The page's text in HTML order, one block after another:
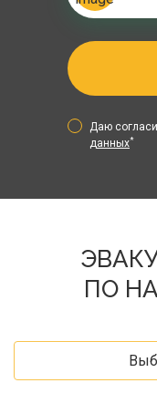
Даю
данных*
ПО